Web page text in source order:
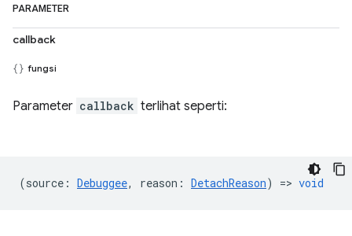
PARAMETER
callback
fungsi
Parameter callback terlihat seperti:
(source : Debuggee, reason : DetachReason) => void